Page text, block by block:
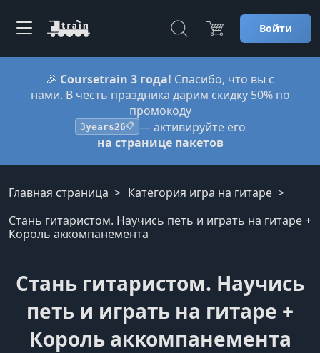
Войти
🎉 Coursetrain 3 года! Спасибо, что вы с
нами. В честь праздника дарим скидку 50% по
промокоду
3years26📋 — активируйте его
на странице пакетов
Главная страница
Категория игра на гитаре
Стань гитаристом. Научись петь и играть на гитаре +
Король аккомпанемента
Стань гитаристом. Научись
петь и играть на гитаре +
Король аккомпанемента